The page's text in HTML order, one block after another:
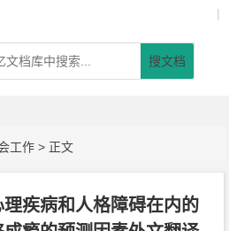
|
搜文档
工作 > 正文
疾病和人格障碍在内的